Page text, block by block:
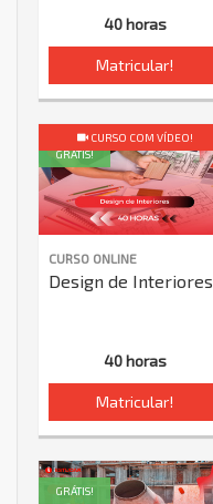
40 horas
Matricular!
CURSO ONLINE
Design de Interiores
40 horas
Matricular!
GRÁTIS!
CURSO COM VÍDEO!
GRÁTIS!